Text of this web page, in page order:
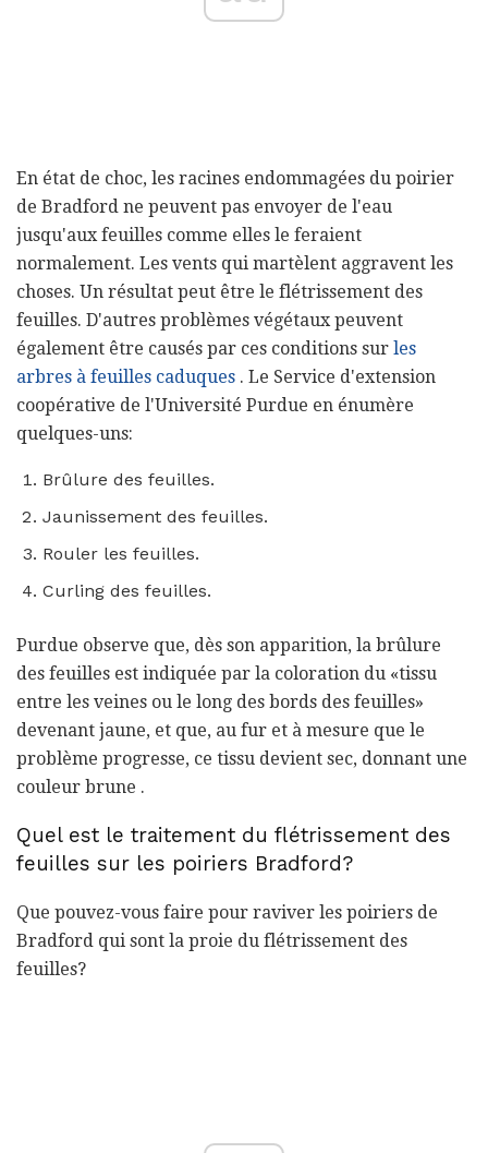
En état de choc, les racines endommagées du poirier
de Bradford ne peuvent pas envoyer de l'eau
jusqu'aux feuilles comme elles le feraient
normalement. Les vents qui martèlent aggravent les
choses. Un résultat peut être le flétrissement des
feuilles. D'autres problèmes végétaux peuvent
également être causés par ces conditions sur les
arbres à feuilles caduques . Le Service d'extension
coopérative de l'Université Purdue en énumère
quelques-uns:
Brûlure des feuilles.
Jaunissement des feuilles.
Rouler les feuilles.
Curling des feuilles.
Purdue observe que, dès son apparition, la brûlure
des feuilles est indiquée par la coloration du «tissu
entre les veines ou le long des bords des feuilles»
devenant jaune, et que, au fur et à mesure que le
problème progresse, ce tissu devient sec, donnant une
couleur brune .
Quel est le traitement du flétrissement des
feuilles sur les poiriers Bradford?
Que pouvez-vous faire pour raviver les poiriers de
Bradford qui sont la proie du flétrissement des
feuilles?